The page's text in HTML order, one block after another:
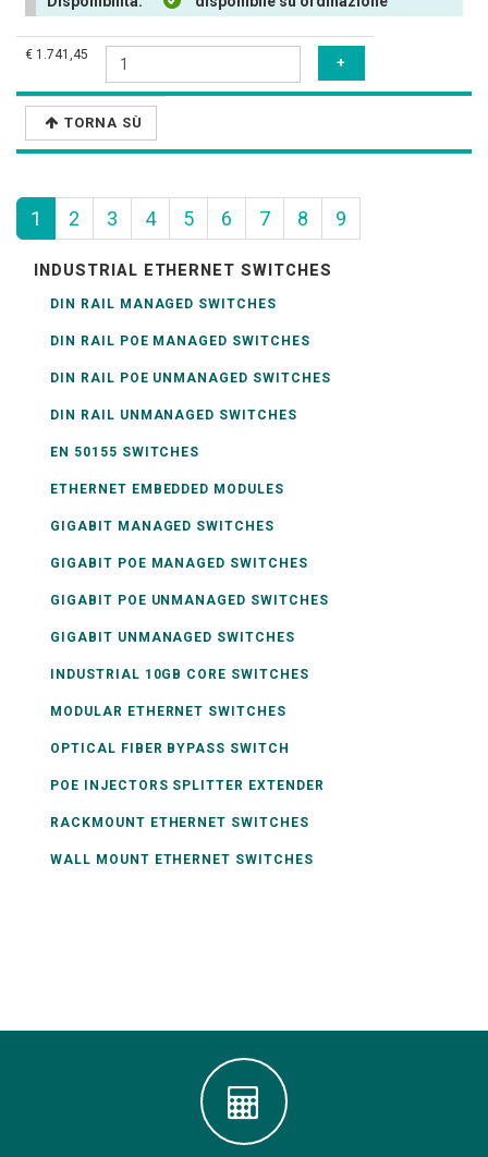
€ 1.741,45
TORNA SÙ
1 2 3 4 5 6 7 8 9
INDUSTRIAL ETHERNET SWITCHES
DIN RAIL MANAGED SWITCHES
DIN RAIL POE MANAGED SWITCHES
DIN RAIL POE UNMANAGED SWITCHES
DIN RAIL UNMANAGED SWITCHES
EN 50155 SWITCHES
ETHERNET EMBEDDED MODULES
GIGABIT MANAGED SWITCHES
GIGABIT POE MANAGED SWITCHES
GIGABIT POE UNMANAGED SWITCHES
GIGABIT UNMANAGED SWITCHES
INDUSTRIAL 10GB CORE SWITCHES
MODULAR ETHERNET SWITCHES
OPTICAL FIBER BYPASS SWITCH
POE INJECTORS SPLITTER EXTENDER
RACKMOUNT ETHERNET SWITCHES
WALL MOUNT ETHERNET SWITCHES